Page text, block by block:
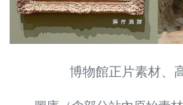
博物館正片素材、